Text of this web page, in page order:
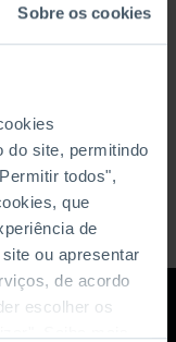
Sobre os cookies
do site, permitindo
todos",
que
de
ou apresentar
de acordo
escolher os